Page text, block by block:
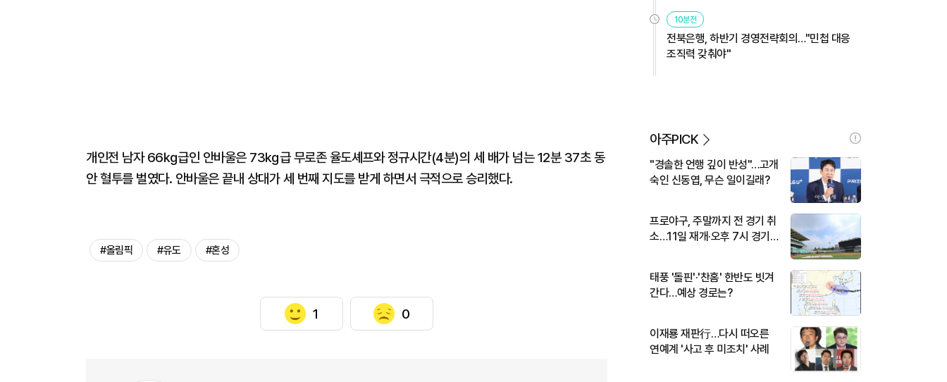
개인전 남자 66㎏급인 안바울은 73㎏급 무로존 율도셰프와 정규시간(4분)의 세 배가 넘는 12분 37초 동
안 혈투를 벌였다. 안바울은 끝내 상대가 세 번째 지도를 받게 하면서 극적으로 승리했다.
#올림픽 #유도 #혼성
1 0
10분전
전북은행, 하반기 경영전략회의…"민첩 대응
조직력 갖춰야"
아주PICK
"경솔한 언행 깊이 반성"…고개
숙인 신동엽, 무슨 일이길래?
프로야구, 주말까지 전 경기 취
소…11일 재개·오후 7시 경기
태풍 '돌핀'·'찬홈' 한반도 빗겨
간다…예상 경로는?
이재룡 재판行…다시 떠오른
연예계 '사고 후 미조치' 사례